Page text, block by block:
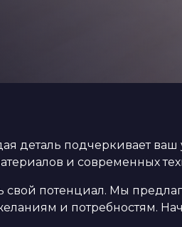
деталь подчеркивает
и современных
свой потенциал. Мы
и потребностям.